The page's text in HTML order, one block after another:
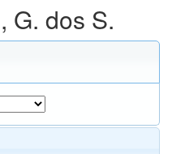
G. dos S.